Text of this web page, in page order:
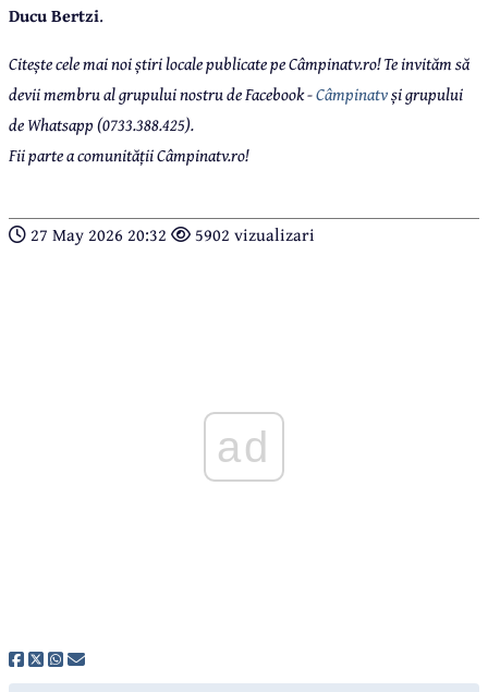
Ducu Bertzi.
Citește cele mai noi știri locale publicate pe Câmpinatv.ro! Te invităm să
devii membru al grupului nostru de Facebook -Câmpinatvși grupului
de Whatsapp (0733.388.425).
Fii parte a comunității Câmpinatv.ro!
27 May 2026 20:32 5902 vizualizari
ad